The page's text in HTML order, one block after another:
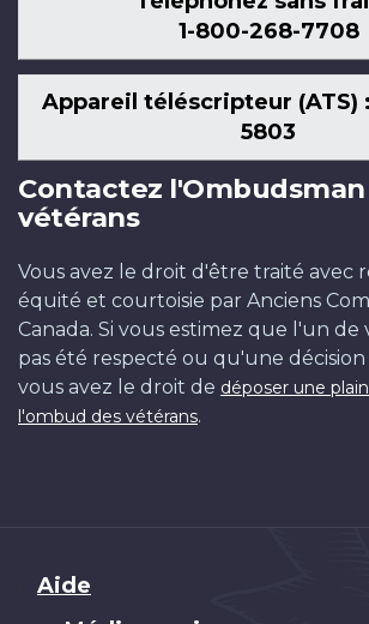
1-800-268-7708
Appareil téléscripteur (ATS)
5803
Contactez l'Ombudsman
vétérans
Vous avez le droit d'être traité avec
équité et courtoisie par Anciens
Canada. Si vous estimez que l'un de
pas été respecté ou qu'une
vous avez le droit de déposer une
l'ombud des vétérans.
Brand
Aide